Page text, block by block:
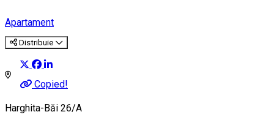
Apartament
Distribuie
Copied!
Harghita-Băi 26/A